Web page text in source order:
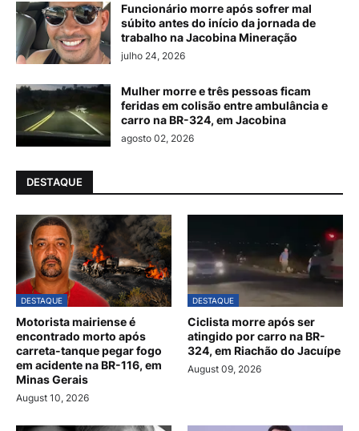
Funcionário morre após sofrer mal
súbito antes do início da jornada de
trabalho na Jacobina Mineração
julho 24, 2026
Mulher morre e três pessoas ficam
feridas em colisão entre ambulância e
carro na BR-324, em Jacobina
agosto 02, 2026
DESTAQUE
DESTAQUE
Motorista mairiense é
encontrado morto após
carreta-tanque pegar fogo
em acidente na BR-116, em
Minas Gerais
August 10, 2026
DESTAQUE
Ciclista morre após ser
atingido por carro na BR-
324, em Riachão do Jacuípe
August 09, 2026